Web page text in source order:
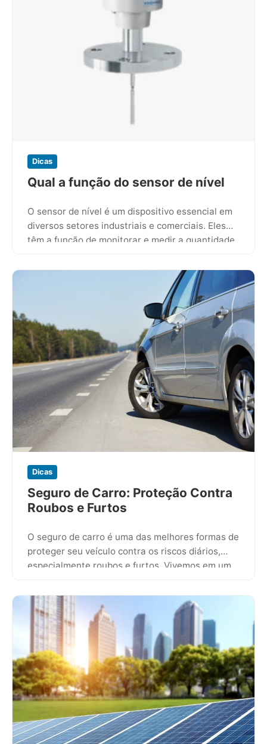
Dicas
Qual a função do sensor de nível
O sensor de nível é um dispositivo essencial em
diversos setores industriais e comerciais. Eles
têm a função de monitorar e medir a quantidade
Dicas
Seguro de Carro: Proteção Contra
Roubos e Furtos
O seguro de carro é uma das melhores formas de
proteger seu veículo contra os riscos diários,
especialmente roubos e furtos. Vivemos em um